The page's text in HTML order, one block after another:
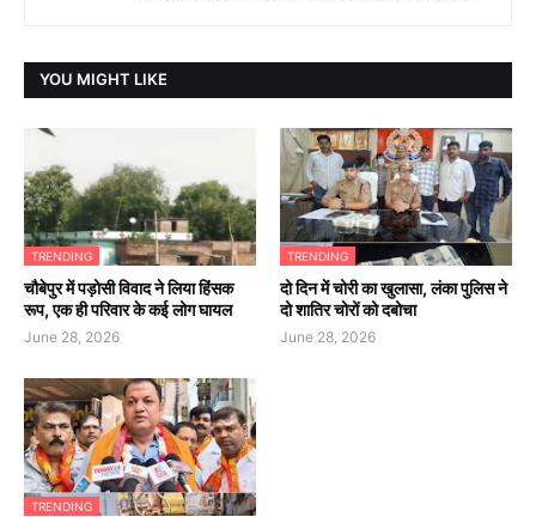
YOU MIGHT LIKE
TRENDING
चौबेपुर में पड़ोसी विवाद ने लिया हिंसक
रूप, एक ही परिवार के कई लोग घायल
June 28, 2026
TRENDING
दो दिन में चोरी का खुलासा, लंका पुलिस ने
दो शातिर चोरों को दबोचा
June 28, 2026
TRENDING